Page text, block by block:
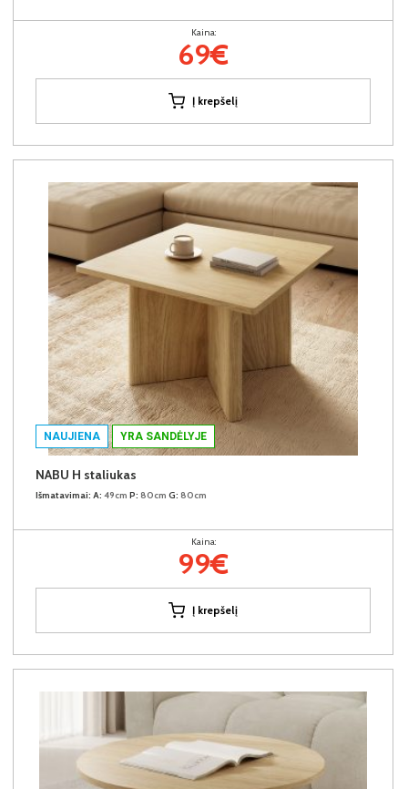
Kaina:
69€
Į krepšelį
NAUJIENA YRA SANDĖLYJE
NABU H staliukas
Išmatavimai: A: 49cm P: 80cm G: 80cm
Kaina:
99€
Į krepšelį